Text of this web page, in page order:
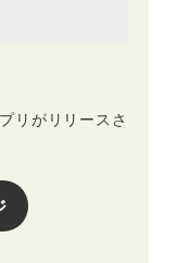
リがリリースさ